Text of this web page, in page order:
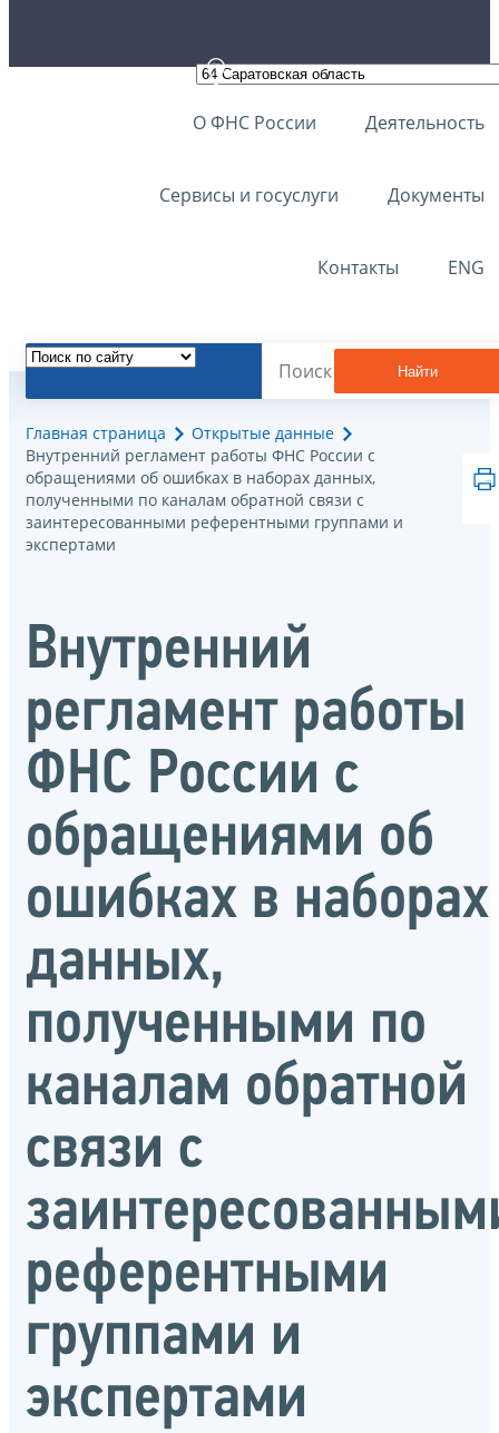
О ФНС России Деятельность
Сервисы и госуслуги Документы
Контакты ENG
Найти
Главная страница
Открытые данные
Внутренний регламент работы ФНС России с
обращениями об ошибках в наборах данных,
полученными по каналам обратной связи с
заинтересованными референтными группами и
экспертами
Внутренний
регламент работы
ФНС России с
обращениями об
ошибках в наборах
данных,
полученными по
каналам обратной
связи с
референтными
группами и
экспертами